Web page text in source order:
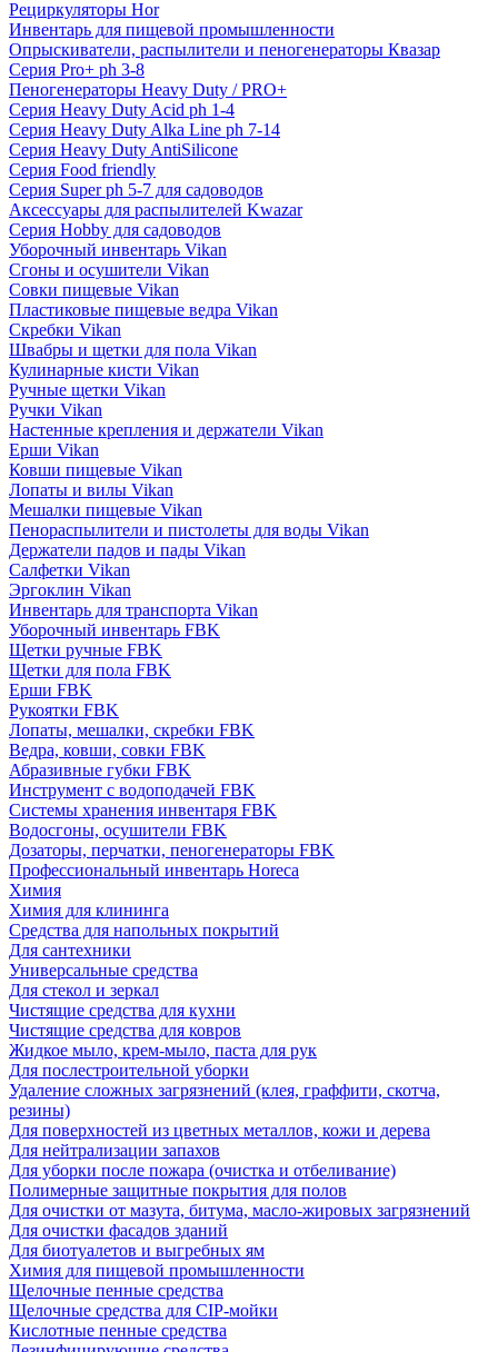
Рециркуляторы Hor
Инвентарь для пищевой промышленности
Опрыскиватели, распылители и пеногенераторы Квазар
Серия Pro+ ph 3-8
Пеногенераторы Heavy Duty / PRO+
Серия Heavy Duty Acid ph 1-4
Серия Heavy Duty Alka Line ph 7-14
Серия Heavy Duty AntiSilicone
Серия Food friendly
Серия Super ph 5-7 для садоводов
Аксессуары для распылителей Kwazar
Серия Hobby для садоводов
Уборочный инвентарь Vikan
Сгоны и осушители Vikan
Совки пищевые Vikan
Пластиковые пищевые ведра Vikan
Скребки Vikan
Швабры и щетки для пола Vikan
Кулинарные кисти Vikan
Ручные щетки Vikan
Ручки Vikan
Настенные крепления и держатели Vikan
Ерши Vikan
Ковши пищевые Vikan
Лопаты и вилы Vikan
Мешалки пищевые Vikan
Пенораспылители и пистолеты для воды Vikan
Держатели падов и пады Vikan
Салфетки Vikan
Эргоклин Vikan
Инвентарь для транспорта Vikan
Уборочный инвентарь FBK
Щетки ручные FBK
Щетки для пола FBK
Ерши FBK
Рукоятки FBK
Лопаты, мешалки, скребки FBK
Ведра, ковши, совки FBK
Абразивные губки FBK
Инструмент с водоподачей FBK
Системы хранения инвентаря FBK
Водосгоны, осушители FBK
Дозаторы, перчатки, пеногенераторы FBK
Профессиональный инвентарь Horeca
Химия
Химия для клининга
Средства для напольных покрытий
Для сантехники
Универсальные средства
Для стекол и зеркал
Чистящие средства для кухни
Чистящие средства для ковров
Жидкое мыло, крем-мыло, паста для рук
Для послестроительной уборки
Удаление сложных загрязнений (клея, граффити, скотча,
резины)
Для поверхностей из цветных металлов, кожи и дерева
Для нейтрализации запахов
Для уборки после пожара (очистка и отбеливание)
Полимерные защитные покрытия для полов
Для очистки от мазута, битума, масло-жировых загрязнений
Для очистки фасадов зданий
Для биотуалетов и выгребных ям
Химия для пищевой промышленности
Щелочные пенные средства
Щелочные средства для CIP-мойки
Кислотные пенные средства